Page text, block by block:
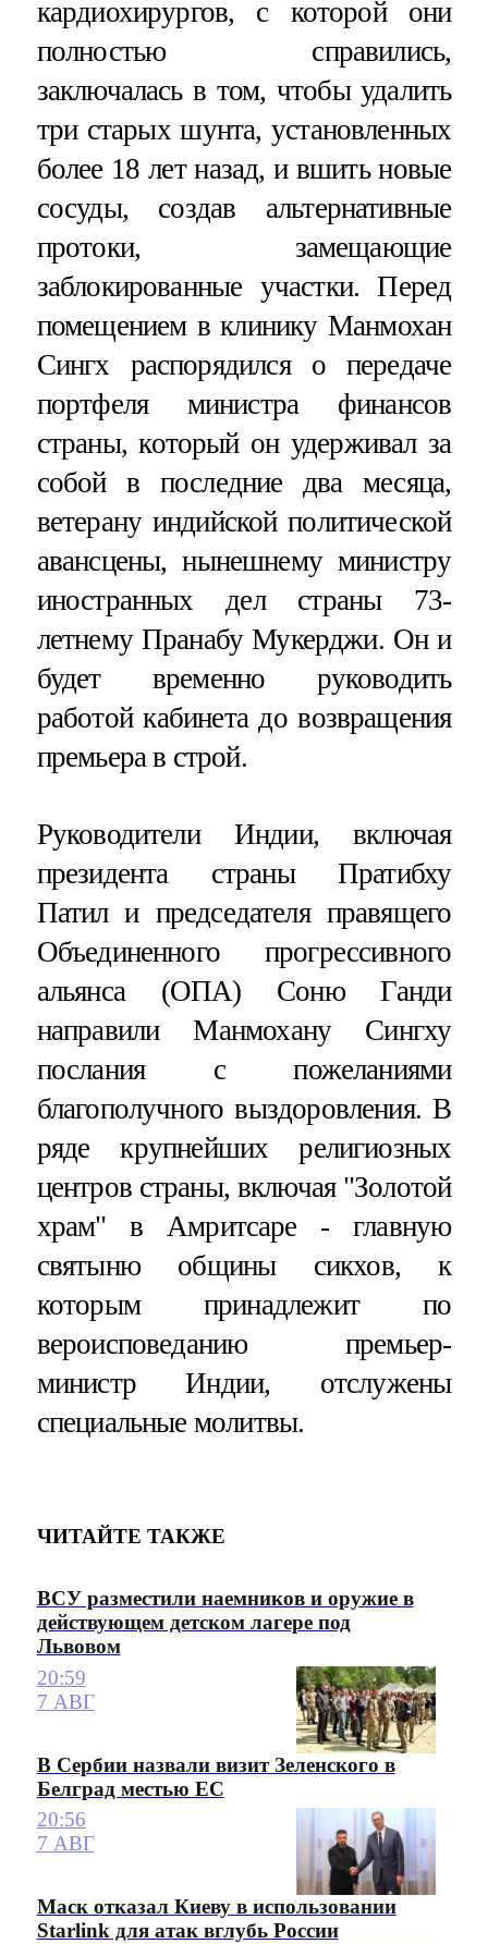
кардиохирургов, с которой они
полностью справились,
заключалась в том, чтобы удалить
три старых шунта, установленных
более 18 лет назад, и вшить новые
сосуды, создав альтернативные
протоки, замещающие
заблокированные участки. Перед
помещением в клинику Манмохан
Сингх распорядился о передаче
портфеля министра финансов
страны, который он удерживал за
собой в последние два месяца,
ветерану индийской политической
авансцены, нынешнему министру
иностранных дел страны 73-
летнему Пранабу Мукерджи. Он и
будет временно руководить
работой кабинета до возвращения
премьера в строй.
Руководители Индии, включая
президента страны Пратибху
Патил и председателя правящего
Объединенного прогрессивного
альянса (ОПА) Соню Ганди
направили Манмохану Сингху
послания с пожеланиями
благополучного выздоровления. В
ряде крупнейших религиозных
центров страны, включая "Золотой
храм" в Амритсаре - главную
святыню общины сикхов, к
которым принадлежит по
вероисповеданию премьер-
министр Индии, отслужены
специальные молитвы.
ЧИТАЙТЕ ТАКЖЕ
ВСУ разместили наемников и оружие в
действующем детском лагере под
Львовом
20:59
7 АВГ
В Сербии назвали визит Зеленского в
Белград местью ЕС
20:56
7 АВГ
Маск отказал Киеву в использовании
Starlink для атак вглубь России